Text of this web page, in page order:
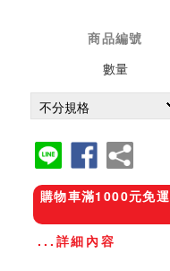
商品編號
數量
購物車滿1000元免
...詳細內容